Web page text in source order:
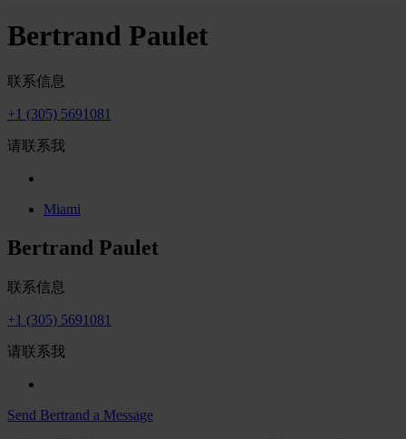
Bertrand Paulet
联系信息
+1 (305) 5691081
请联系我
Miami
Bertrand Paulet
联系信息
+1 (305) 5691081
请联系我
Send Bertrand a Message